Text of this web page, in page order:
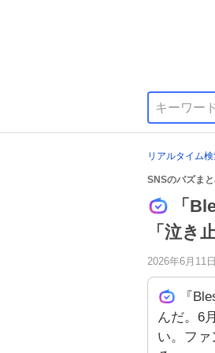
リアルタイム
SNSのバズま
「
「泣き
2026年6月11日
『
んだ。6
い。フ